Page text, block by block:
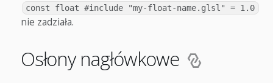
const float #include "my-float-name.glsl" = 1.0
nie zadziała.
Osłony nagłówkowe